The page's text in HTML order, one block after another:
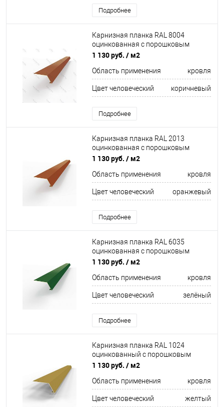
Подробнее
Карнизная планка RAL 8004
оцинкованная c порошковым
покрытием 0,45мм порошок
1 130 руб. / м2
Область применения кровля
Цвет человеческий коричневый
Подробнее
Карнизная планка RAL 2013
оцинкованная c порошковым
покрытием 0,45мм
1 130 руб. / м2
Область применения кровля
Цвет человеческий оранжевый
Подробнее
Карнизная планка RAL 6035
оцинкованная c порошковым
покрытием 0,45мм
1 130 руб. / м2
Область применения кровля
Цвет человеческий зелёный
Подробнее
Карнизная планка RAL 1024
оцинкованный c порошковым
покрытием 0,45мм
1 130 руб. / м2
Область применения кровля
Цвет человеческий желтый